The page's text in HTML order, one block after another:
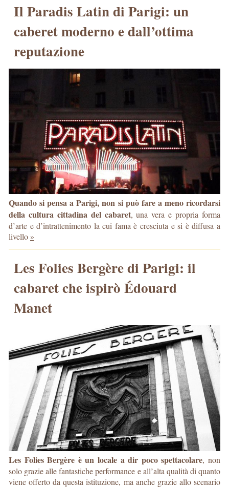
Il Paradis Latin di Parigi: un
caberet moderno e dall’ottima
reputazione
Quando si pensa a Parigi, non si può fare a meno ricordarsi
della cultura cittadina del cabaret, una vera e propria forma
d’arte e d’intrattenimento la cui fama è cresciuta e si è diffusa a
livello »
Les Folies Bergère di Parigi: il
cabaret che ispirò Édouard
Manet
Les Folies Bergère è un locale a dir poco spettacolare, non
solo grazie alle fantastiche performance e all’alta qualità di quanto
viene offerto da questa istituzione, ma anche grazie allo scenario